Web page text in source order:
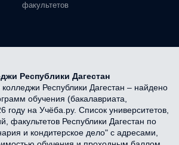
факультетов
Республики Дагестан
Республики Дагестан – найдено
обучения (бакалавриата,
году на Учёба.ру. Список университетов,
факультетов Республики Дагестан по
и кондитерское дело" с адресами,